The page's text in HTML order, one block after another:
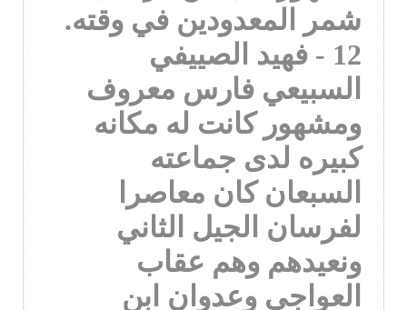
شمر المعدودين في وقته.
12 - فهيد الصييفي
السبيعي فارس معروف
ومشهور كانت له مكانه
كبيره لدى جماعته
السبعان كان معاصرا
لفرسان الجيل الثاني
ونعيدهم وهم عقاب
العواجي وعدوان ابن